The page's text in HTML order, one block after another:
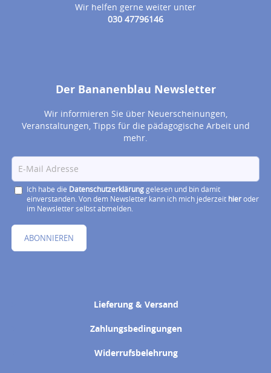
Wir helfen gerne weiter unter
030 47796146
Der Bananenblau Newsletter
Wir informieren Sie über Neuerscheinungen,
Veranstaltungen, Tipps für die pädagogische Arbeit und
mehr.
Ich habe die Datenschutzerklärunggelesen und bin damit
einverstanden. Von dem Newsletter kann ich mich jederzeit hieroder
im Newsletter selbst abmelden.
ABONNIEREN
Lieferung & Versand
Zahlungsbedingungen
Widerrufsbelehrung